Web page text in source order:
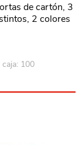
de cartón, 3
2 colores
100